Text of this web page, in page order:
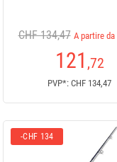
CHF 134,47 A partire da
121 ,72
PVP*: CHF 134,47
-CHF 134